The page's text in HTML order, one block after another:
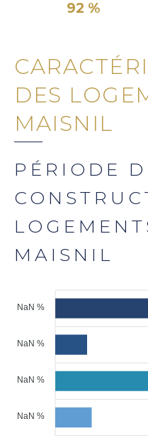
92 %
DES
MAISNIL
PÉRIODE
MAISNIL
NaN %
NaN %
NaN %
NaN %